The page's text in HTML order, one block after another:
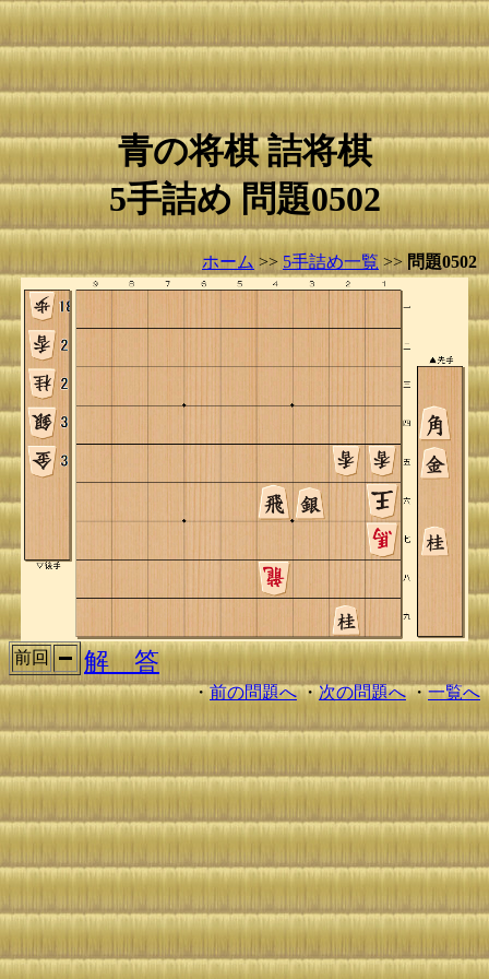
青の将棋 詰将棋
5手詰め 問題0502
ホーム >> 5手詰め一覧 >> 問題0502
前回 解 答
・前の問題へ・次の問題へ・一覧へ